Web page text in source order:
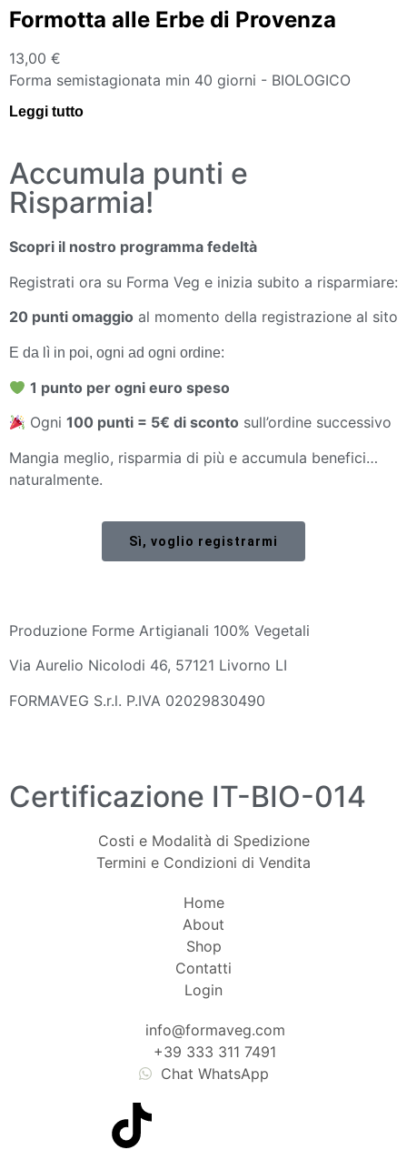
Formotta alle Erbe di Provenza
13,00 €
Forma semistagionata min 40 giorni - BIOLOGICO
Leggi tutto
Accumula punti e
Risparmia!
Scopri il nostro programma fedeltà
Registrati ora su Forma Veg e inizia subito a risparmiare:
20 punti omaggio al momento della registrazione al sito
E da lì in poi, ogni ad ogni ordine:
1 punto per ogni euro speso
Ogni100 punti = 5€ di sconto sull’ordine successivo
Mangia meglio, risparmia di più e accumula benefici…
naturalmente.
Sì, voglio registrarmi
Produzione Forme Artigianali 100% Vegetali
Via Aurelio Nicolodi 46, 57121 Livorno LI
FORMAVEG S.r.l. P.IVA 02029830490
Certificazione IT-BIO-014
Costi e Modalità di Spedizione
Termini e Condizioni di Vendita
Home
About
Shop
Contatti
Login
info@formaveg.com
+39 333 311 7491
Chat WhatsApp